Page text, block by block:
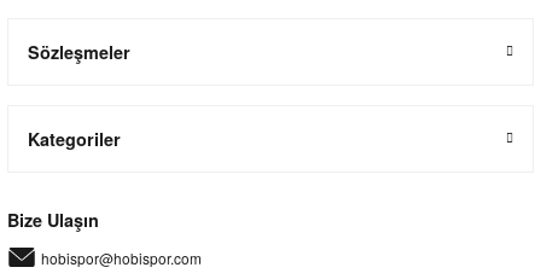
Sözleşmeler
Kategoriler
Bize Ulaşın
hobispor@hobispor.com